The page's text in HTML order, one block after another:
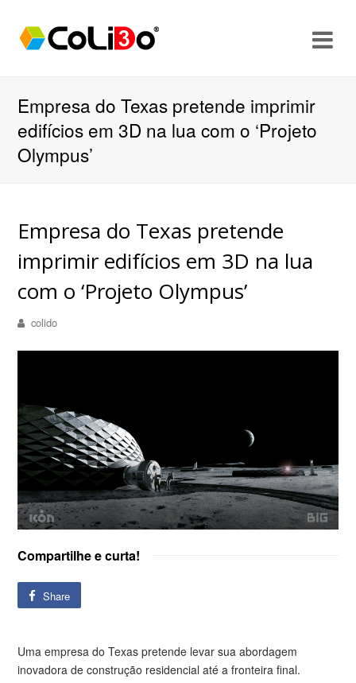
Empresa do Texas pretende imprimir
edifícios em 3D na lua com o ‘Projeto
Olympus’
Empresa do Texas pretende
imprimir edifícios em 3D na lua
com o ‘Projeto Olympus’
colido
Compartilhe e curta!
Share
Uma empresa do Texas pretende levar sua abordagem
inovadora de construção residencial até a fronteira final.